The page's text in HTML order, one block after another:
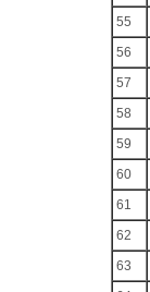
55
56
57
58
59
60
61
62
63